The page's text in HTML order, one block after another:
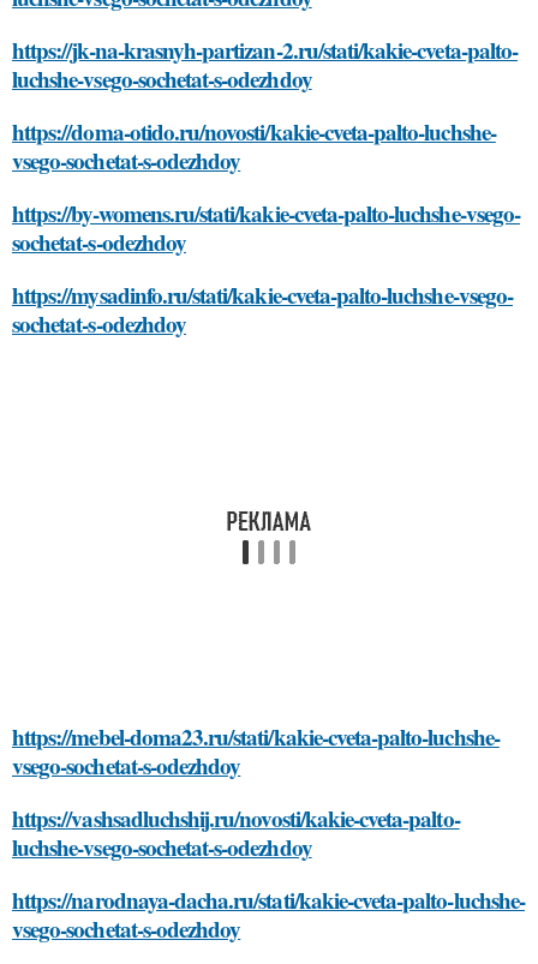
https://jk-na-krasnyh-partizan-2.ru/stati/kakie-cveta-palto-
luchshe-vsego-sochetat-s-odezhdoy
https://doma-otido.ru/novosti/kakie-cveta-palto-luchshe-
vsego-sochetat-s-odezhdoy
https://by-womens.ru/stati/kakie-cveta-palto-luchshe-vsego-
sochetat-s-odezhdoy
https://mysadinfo.ru/stati/kakie-cveta-palto-luchshe-vsego-
sochetat-s-odezhdoy
https://mebel-doma23.ru/stati/kakie-cveta-palto-luchshe-
vsego-sochetat-s-odezhdoy
https://vashsadluchshij.ru/novosti/kakie-cveta-palto-
luchshe-vsego-sochetat-s-odezhdoy
https://narodnaya-dacha.ru/stati/kakie-cveta-palto-luchshe-
vsego-sochetat-s-odezhdoy